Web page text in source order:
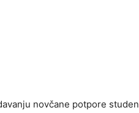
novčane potpore